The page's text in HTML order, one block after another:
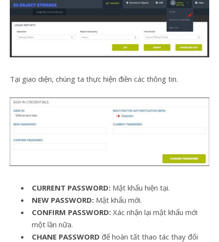
Tại giao diện, chúng ta thực hiện điền các thông tin.
CURRENT PASSWORD: Mật khẩu hiện tại.
NEW PASSWORD: Mật khẩu mới.
CONFIRM PASSWORD: Xác nhận lại mật khẩu mới
một lần nữa.
CHANE PASSWORD để hoàn tất thao tác thay đổi